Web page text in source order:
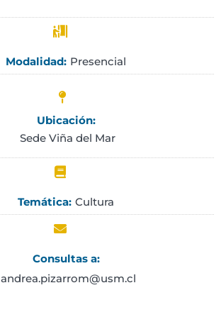
Modalidad: Presencial
Ubicación:
Sede Viña del Mar
Temática: Cultura
Consultas a:
andrea.pizarrom@usm.cl